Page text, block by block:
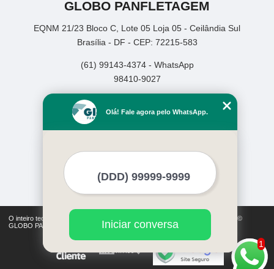
GLOBO PANFLETAGEM
EQNM 21/23 Bloco C, Lote 05 Loja 05 - Ceilândia Sul
Brasília - DF - CEP: 72215-583
(61) 99143-4374 - WhatsApp
98410-9027
Empresa
Missão
Mapa do site
O inteiro teor deste site está sujeito à proteção de direitos autorais. Copyright©
GLOBO PANFLETAGEM (Lei 9610 de 19/02/1998)
1
Olá! Fale agora pelo WhatsApp.
Iniciar conversa